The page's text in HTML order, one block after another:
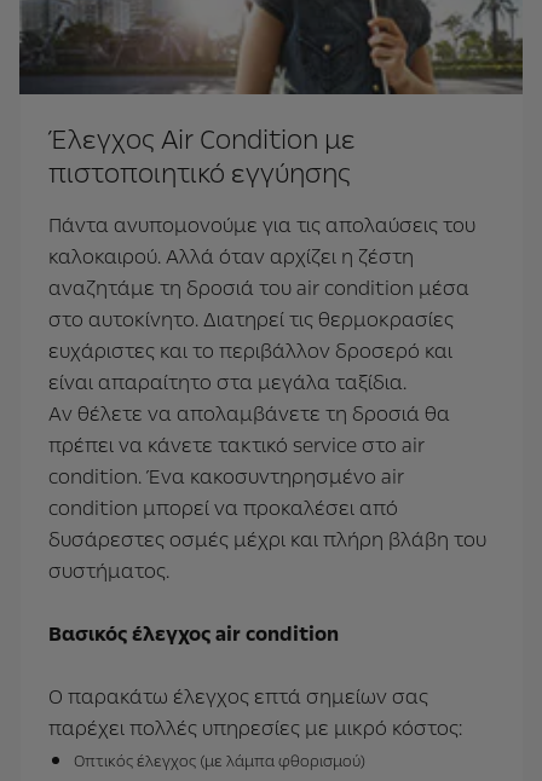
Έλεγχος Air Condition με
πιστοποιητικό εγγύησης
Πάντα ανυπομονούμε για τις απολαύσεις του
καλοκαιρού. Αλλά όταν αρχίζει η ζέστη
αναζητάμε τη δροσιά του air condition μέσα
στο αυτοκίνητο. Διατηρεί τις θερμοκρασίες
ευχάριστες και το περιβάλλον δροσερό και
είναι απαραίτητο στα μεγάλα ταξίδια.
Αν θέλετε να απολαμβάνετε τη δροσιά θα
πρέπει να κάνετε τακτικό service στο air
condition. Ένα κακοσυντηρησμένο air
condition μπορεί να προκαλέσει από
δυσάρεστες οσμές μέχρι και πλήρη βλάβη του
συστήματος.
Βασικός έλεγχος air condition
Ο παρακάτω έλεγχος επτά σημείων σας
παρέχει πολλές υπηρεσίες με μικρό κόστος:
Οπτικός έλεγχος (με λάμπα φθορισμού)